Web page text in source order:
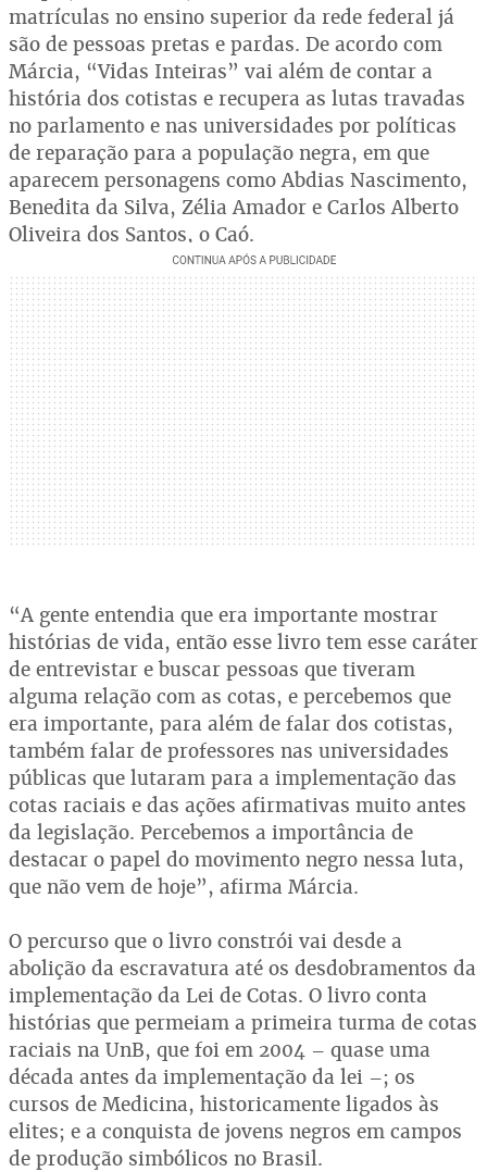
matrículas no ensino superior da rede federal já
são de pessoas pretas e pardas. De acordo com
Márcia, “Vidas Inteiras” vai além de contar a
história dos cotistas e recupera as lutas travadas
no parlamento e nas universidades por políticas
de reparação para a população negra, em que
aparecem personagens como Abdias Nascimento,
Benedita da Silva, Zélia Amador e Carlos Alberto
Oliveira dos Santos, o Caó.
“A gente entendia que era importante mostrar
histórias de vida, então esse livro tem esse caráter
de entrevistar e buscar pessoas que tiveram
alguma relação com as cotas, e percebemos que
era importante, para além de falar dos cotistas,
também falar de professores nas universidades
públicas que lutaram para a implementação das
cotas raciais e das ações afirmativas muito antes
da legislação. Percebemos a importância de
destacar o papel do movimento negro nessa luta,
que não vem de hoje”, afirma Márcia.
O percurso que o livro constrói vai desde a
abolição da escravatura até os desdobramentos da
implementação da Lei de Cotas. O livro conta
histórias que permeiam a primeira turma de cotas
raciais na UnB, que foi em 2004 – quase uma
década antes da implementação da lei –; os
cursos de Medicina, historicamente ligados às
elites; e a conquista de jovens negros em campos
de produção simbólicos no Brasil.